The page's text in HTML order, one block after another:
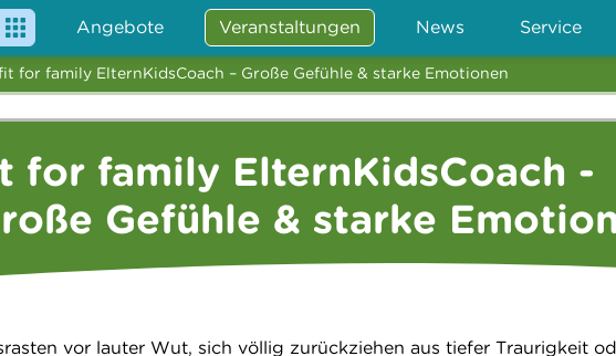
Angebote Veranstaltungen News Service
for family ElternKidsCoach – Große Gefühle & starke Emotionen
for family ElternKidsCoach -
Gefühle & starke
vor lauter Wut, sich völlig zurückziehen aus tiefer Traurigkeit